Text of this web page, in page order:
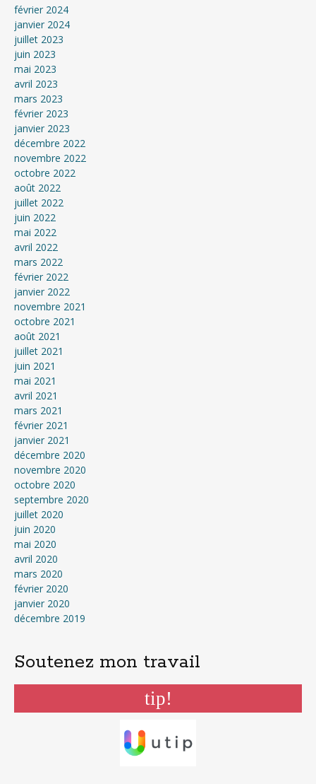
février 2024
janvier 2024
juillet 2023
juin 2023
mai 2023
avril 2023
mars 2023
février 2023
janvier 2023
décembre 2022
novembre 2022
octobre 2022
août 2022
juillet 2022
juin 2022
mai 2022
avril 2022
mars 2022
février 2022
janvier 2022
novembre 2021
octobre 2021
août 2021
juillet 2021
juin 2021
mai 2021
avril 2021
mars 2021
février 2021
janvier 2021
décembre 2020
novembre 2020
octobre 2020
septembre 2020
juillet 2020
juin 2020
mai 2020
avril 2020
mars 2020
février 2020
janvier 2020
décembre 2019
Soutenez mon travail
tip!